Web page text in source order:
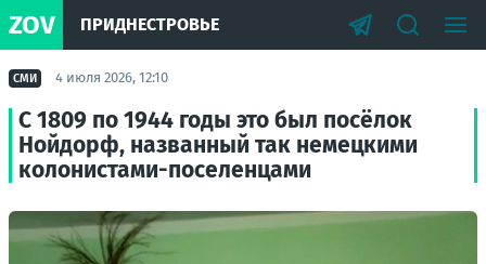
ZOV ПРИДНЕСТРОВЬЕ
СМИ 4 июля 2026, 12:10
С 1809 по 1944 годы это был посёлок
Нойдорф, названный так немецкими
колонистами-поселенцами